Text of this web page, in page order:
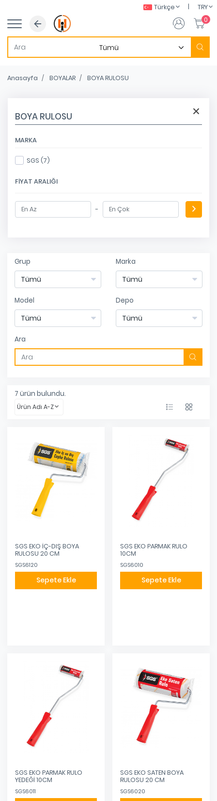
Türkçe |
TRY
0
Anasayfa BOYALAR BOYA RULOSU
BOYA RULOSU
MARKA
SGS (7)
FIYAT ARALIĞI
-
Grup Marka
Model Depo
Ara
7 ürün bulundu.
Ürün Adı A-Z
SGS EKO İÇ-DIŞ BOYA
RULOSU 20 CM
SGS6120
Sepete Ekle
SGS EKO PARMAK RULO
10CM
SGS6010
Sepete Ekle
SGS EKO PARMAK RULO
YEDEĞİ 10CM
SGS6011
SGS EKO SATEN BOYA
RULOSU 20 CM
SGS6020